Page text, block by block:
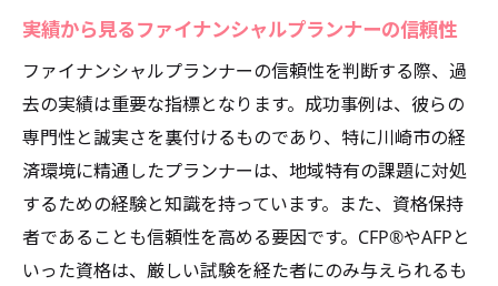
門性の高さ
地元に密着した資産運用の事例紹介
川崎市におけるファイナンシャルプランナ
ーの専門領域
地域社会に貢献するファイナンシャルプラ
ンナーの活動
地元ならではのアドバンテージを活かした
運用術
実績から見るファイナンシャルプランナーの信頼性
ファイナンシャルプランナーの信頼性を判断する際、過
去の実績は重要な指標となります。成功事例は、彼らの
専門性と誠実さを裏付けるものであり、特に川崎市の経
済環境に精通したプランナーは、地域特有の課題に対処
するための経験と知識を持っています。また、資格保持
者であることも信頼性を高める要因です。CFP®やAFPと
いった資格は、厳しい試験を経た者にのみ与えられるも